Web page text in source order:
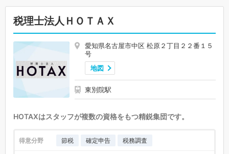
税理士法人ＨＯＴＡＸ
愛知県名古屋市中区 松原２丁目２２番１５
号
地図
東別院駅
HOTAXはスタッフが複数の資格をもつ精鋭集団です。
得意分野 節税 確定申告 税務調査